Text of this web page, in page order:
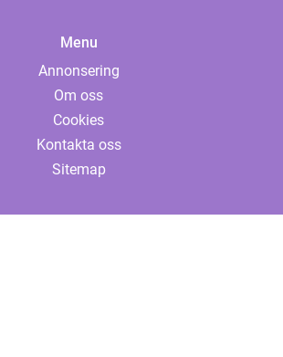
Menu
Annonsering
Om oss
Cookies
Kontakta oss
Sitemap